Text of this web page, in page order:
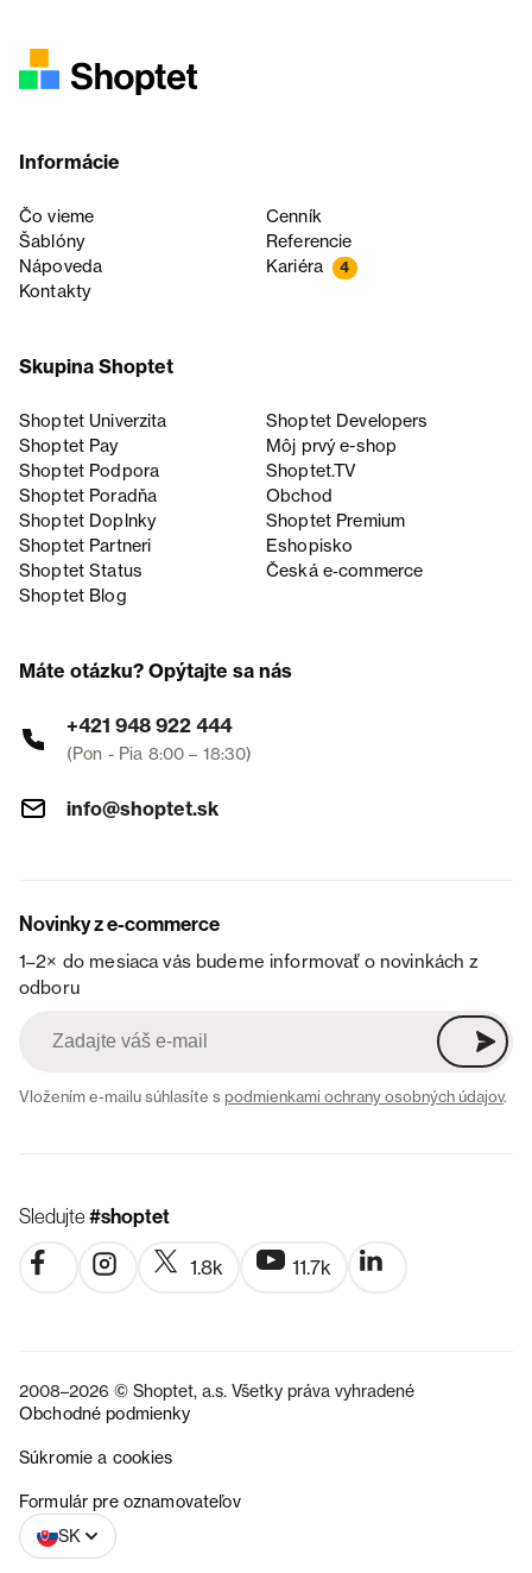
Informácie
Čo vieme
Cenník
Šablóny
Referencie
Nápoveda
Kariéra 4
Kontakty
Skupina Shoptet
Shoptet Univerzita
Shoptet Developers
Shoptet Pay
Môj prvý e-shop
Shoptet Podpora
Shoptet.TV
Shoptet Poradňa
Obchod
Shoptet Doplnky
Shoptet Premium
Shoptet Partneri
Eshopisko
Shoptet Status
Česká e‑commerce
Shoptet Blog
Máte otázku? Opýtajte sa nás
+421 948 922 444
(Pon - Pia 8:00 – 18:30)
info@shoptet.sk
Novinky z e-commerce
1–2× do mesiaca vás budeme informovať o novinkách z
odboru
Vložením e-mailu súhlasíte spodmienkami ochrany osobných údajov.
Sledujte#shoptet
1.8k 11.7k
2008–2026 © Shoptet, a.s. Všetky práva vyhradené
Obchodné podmienky
Súkromie a cookies
Formulár pre oznamovateľov
SK